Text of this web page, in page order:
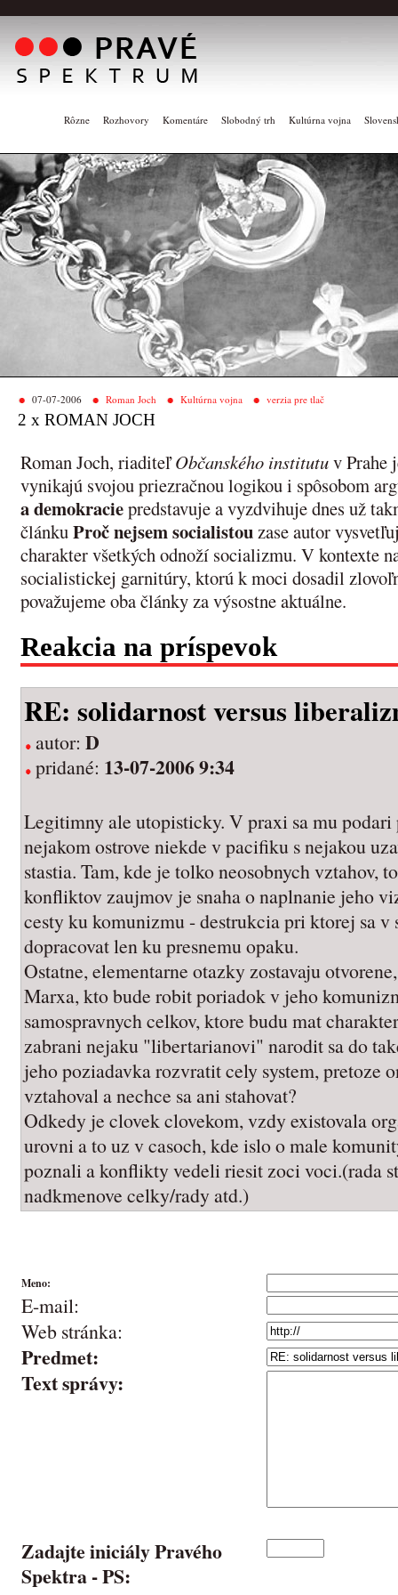
Rôzne Rozhovory Komentáre Slobodný trh Kultúrna vojna
07-07-2006 Roman Joch Kultúrna vojna verzia pre tlač
2 x ROMAN JOCH
Roman Joch, riaditeľObčanského institutuv Prahe
vynikajú svojou priezračnou logikou i spôsobom
a demokraciepredstavuje a vyzdvihuje dnes už
článkuProč nejsem socialistouzase autor
charakter všetkých odnoží socializmu. V kontexte
socialistickej garnitúry, ktorú k moci dosadil
považujeme oba články za výsostne aktuálne.
Reakcia na príspevok
RE: solidarnost versus
autor: D
pridané: 13-07-2006 9:34
Legitimny ale utopisticky. V praxi sa mu
nejakom ostrove niekde v pacifiku s nejakou
stastia. Tam, kde je tolko neosobnych vztahov,
konfliktov zaujmov je snaha o naplnanie jeho
cesty ku komunizmu - destrukcia pri ktorej sa v
dopracovat len ku presnemu opaku.
Ostatne, elementarne otazky zostavaju
Marxa, kto bude robit poriadok v jeho
samospravnych celkov, ktore budu mat
zabrani nejaku "libertarianovi" narodit sa do
jeho poziadavka rozvratit cely system, pretoze
vztahoval a nechce sa ani stahovat?
Odkedy je clovek clovekom, vzdy existovala
urovni a to uz v casoch, kde islo o male
poznali a konflikty vedeli riesit zoci voci.(rada
nadkmenove celky/rady atd.)
Meno:
E-mail:
Web stránka:
Predmet:
Text správy:
Zadajte iniciály Pravého
Spektra -PS: